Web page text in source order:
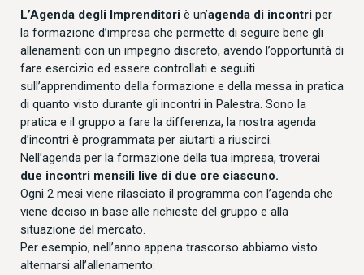
L’Agenda degli Imprenditori è un’agenda di incontri per
la formazione d’impresa che permette di seguire bene gli
allenamenti con un impegno discreto, avendo l’opportunità di
fare esercizio ed essere controllati e seguiti
sull’apprendimento della formazione e della messa in pratica
di quanto visto durante gli incontri in Palestra. Sono la
pratica e il gruppo a fare la differenza, la nostra agenda
d’incontri è programmata per aiutarti a riuscirci.
Nell’agenda per la formazione della tua impresa, troverai
due incontri mensili live di due ore ciascuno.
Ogni 2 mesi viene rilasciato il programma con l’agenda che
viene deciso in base alle richieste del gruppo e alla
situazione del mercato.
Per esempio, nell’anno appena trascorso abbiamo visto
alternarsi all’allenamento: